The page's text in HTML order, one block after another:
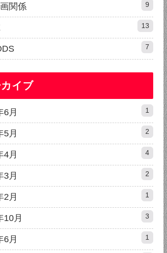
関係 9
13
7
イブ
6月 1
5月 2
4月 4
3月 2
2月 1
10月 3
6月 1